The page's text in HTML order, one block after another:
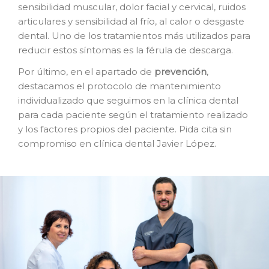
sensibilidad muscular, dolor facial y cervical, ruidos
articulares y sensibilidad al frío, al calor o desgaste
dental. Uno de los tratamientos más utilizados para
reducir estos síntomas es la férula de descarga.
Por último, en el apartado de prevención,
destacamos el protocolo de mantenimiento
individualizado que seguimos en la clínica dental
para cada paciente según el tratamiento realizado
y los factores propios del paciente. Pida cita sin
compromiso en clínica dental Javier López.